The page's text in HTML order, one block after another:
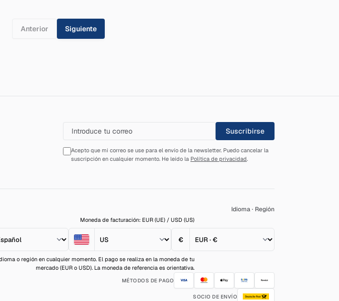
Anterior Siguiente
Suscribirse
Acepto que mi correo se use para el envío de la newsletter. Puedo cancelar la
suscripción en cualquier momento. He leído la Política de privacidad.
Idioma· Región
Moneda de facturación: EUR (UE) / USD (US)
€
o región en cualquier momento. El pago se realiza en la moneda de tu
mercado (EUR o USD). La moneda de referencia es orientativa.
MÉTODOS DE PAGO
SOCIO DE ENVÍO